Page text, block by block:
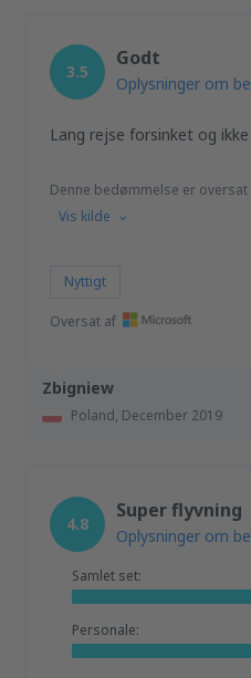
Zbigniew
Poland, December 2019
3.5
Godt
Oplysninger om
Lang rejse forsinket og
Denne bedømmelse er
Vis kilde
Nyttigt
Oversat af
4.8
Super flyvning
Oplysninger om
Samlet set:
Personale: